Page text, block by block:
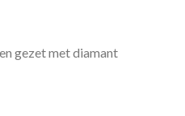
gezet met diamant